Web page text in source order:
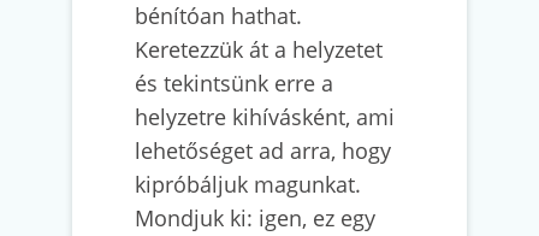
bénítóan hathat.
Keretezzük át a helyzetet
és tekintsünk erre a
helyzetre kihívásként, ami
lehetőséget ad arra, hogy
kipróbáljuk magunkat.
Mondjuk ki: igen, ez egy